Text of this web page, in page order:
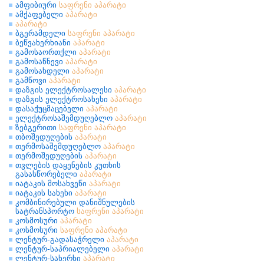
ამფიბიური საფრენი აპარატი
ამქაფებელი აპარატი
აპარატი
ბგერამდელი საფრენი აპარატი
ბეწვახერხიანი აპარატი
გამოსაორთქლი აპარატი
გამოსაწნევი აპარატი
გამოსახდელი აპარატი
გამწოვი აპარატი
დაზგის ელექტროსალესი აპარატი
დაზგის ელექტროსახეხი აპარატი
დასაქუცმაცებელი აპარატი
ელექტროსაშემდუღებლო აპარატი
ზებგერითი საფრენი აპარატი
თბოშედუღების აპარატი
თერმოსაშემდუღებლო აპარატი
თერმოშედუღების აპარატი
თვლების დაყენების კუთხის
გასასწორებელი აპარატი
იატაკის მოსახვეწი აპარატი
იატაკის სახეხი აპარატი
კომბინირებული დანიშნულების
სატრანსპორტო საფრენი აპარატი
კოსმოსური აპარატი
კოსმოსური საფრენი აპარატი
ლენტურ-გადასაჭრელი აპარატი
ლენტურ-საპრიალებელი აპარატი
ლენტურ-სახერხი აპარატი